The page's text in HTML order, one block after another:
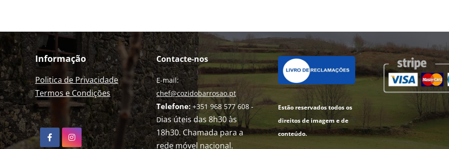
Informação
Politica de Privacidade
Termos e Condições
Contacte-nos
E-mail:
chef@cozidobarrosao.pt
Telefone:+351 968 577 608 -
Dias úteis das 8h30 às
18h30. Chamada para a
rede móvel nacional.
Estão reservados todos os
direitos de imagem e de
conteúdo.